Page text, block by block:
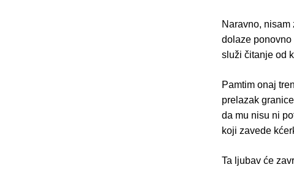
Naravno,
dolaze ponovno
služi čitanje od
Pamtim onaj
prelazak
da mu nisu ni
koji zavede
Ta ljubav će